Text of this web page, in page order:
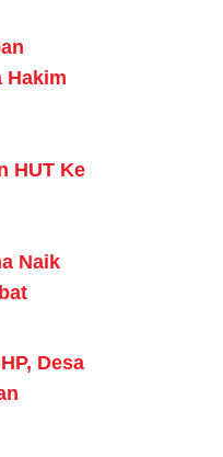
Hakim
HUT Ke
Naik
Desa